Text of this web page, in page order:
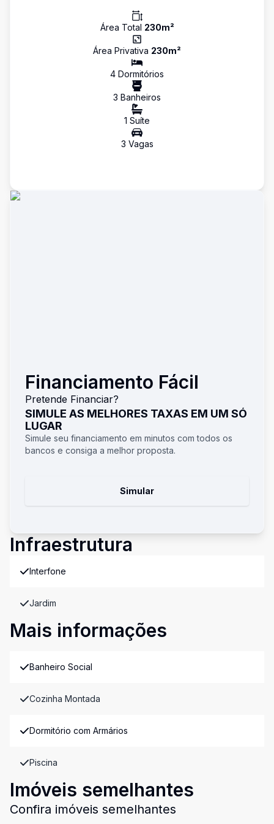
Área Total 230m²
Área Privativa 230m²
4 Dormitórios
3 Banheiros
1 Suíte
3 Vagas
Financiamento Fácil
Pretende Financiar?
SIMULE AS MELHORES TAXAS EM UM SÓ
LUGAR
Simule seu financiamento em minutos com todos os
bancos e consiga a melhor proposta.
Simular
Infraestrutura
Interfone
Jardim
Mais informações
Banheiro Social
Cozinha Montada
Dormitório com Armários
Piscina
Imóveis semelhantes
Confira imóveis semelhantes